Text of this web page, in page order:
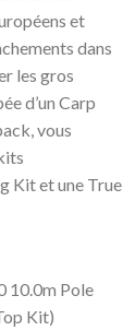
et
dans
les gros
d’un Carp
vous
Kit et une True
10.0m Pole
Kit)